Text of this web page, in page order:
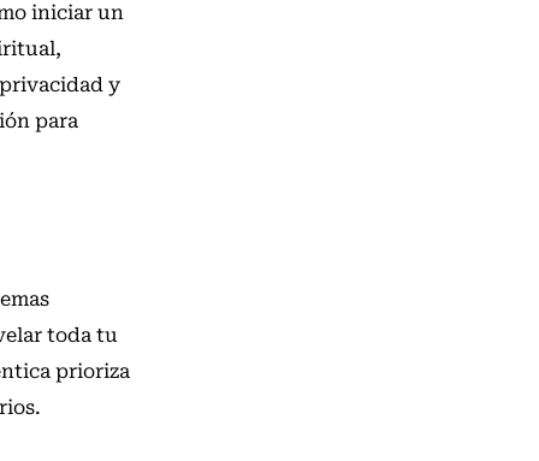
iniciar un
y
para
toda tu
prioriza